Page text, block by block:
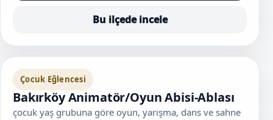
Bu ilçede incele
Çocuk Eğlencesi
Bakırköy Animatör/Oyun Abisi-Ablası
çocuk yaş grubuna göre oyun, yarışma, dans ve sahne